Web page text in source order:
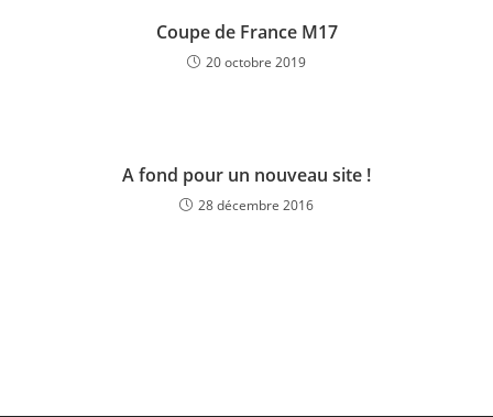
Coupe de France M17
20 octobre 2019
A fond pour un nouveau site !
28 décembre 2016